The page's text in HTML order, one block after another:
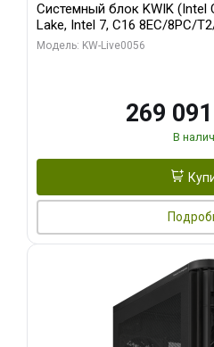
Системный блок KWIK (Intel
Lake, Intel 7, C16 8EC/8PC/
Palit RTX5080 INFINITY 3 OC
Модель: KW-Live0056
269
В